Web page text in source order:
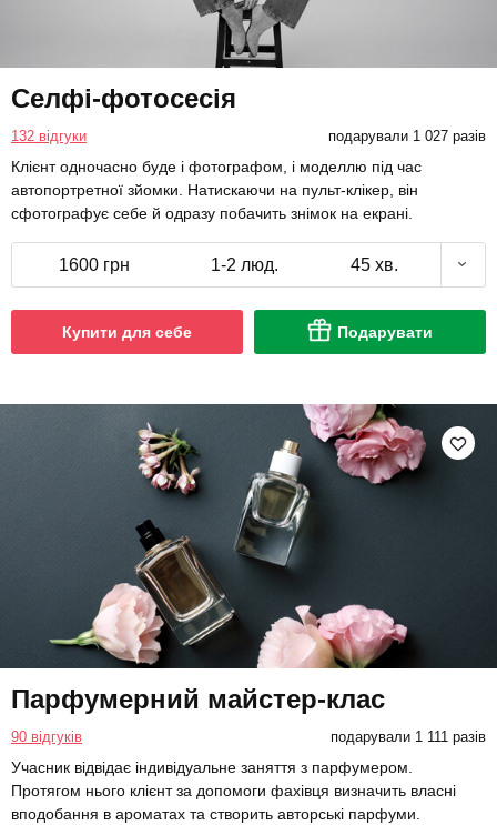
Селфі-фотосесія
132 відгуки подарували 1 027 разів
Клієнт одночасно буде і фотографом, і моделлю під час
автопортретної зйомки. Натискаючи на пульт-клікер, він
сфотографує себе й одразу побачить знімок на екрані.
1600 грн 1-2 люд. 45 хв.
Купити для себе Подарувати
Парфумерний майстер-клас
90 відгуків подарували 1 111 разів
Учасник відвідає індивідуальне заняття з парфумером.
Протягом нього клієнт за допомоги фахівця визначить власні
вподобання в ароматах та створить авторські парфуми.